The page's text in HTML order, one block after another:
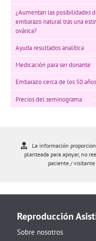
¿Aumentan las posibilidades
embarazo natural tras una
ovárica?
Ayuda resultados analítica
Medicación para ser donante
Embarazo cerca de los 50 años
Precios del seminograma
La información
planteada para apoyar, no
paciente / visitante
Reproducción
Sobre nosotros